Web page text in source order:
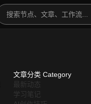
文章分类Category
最新动态
学习笔记